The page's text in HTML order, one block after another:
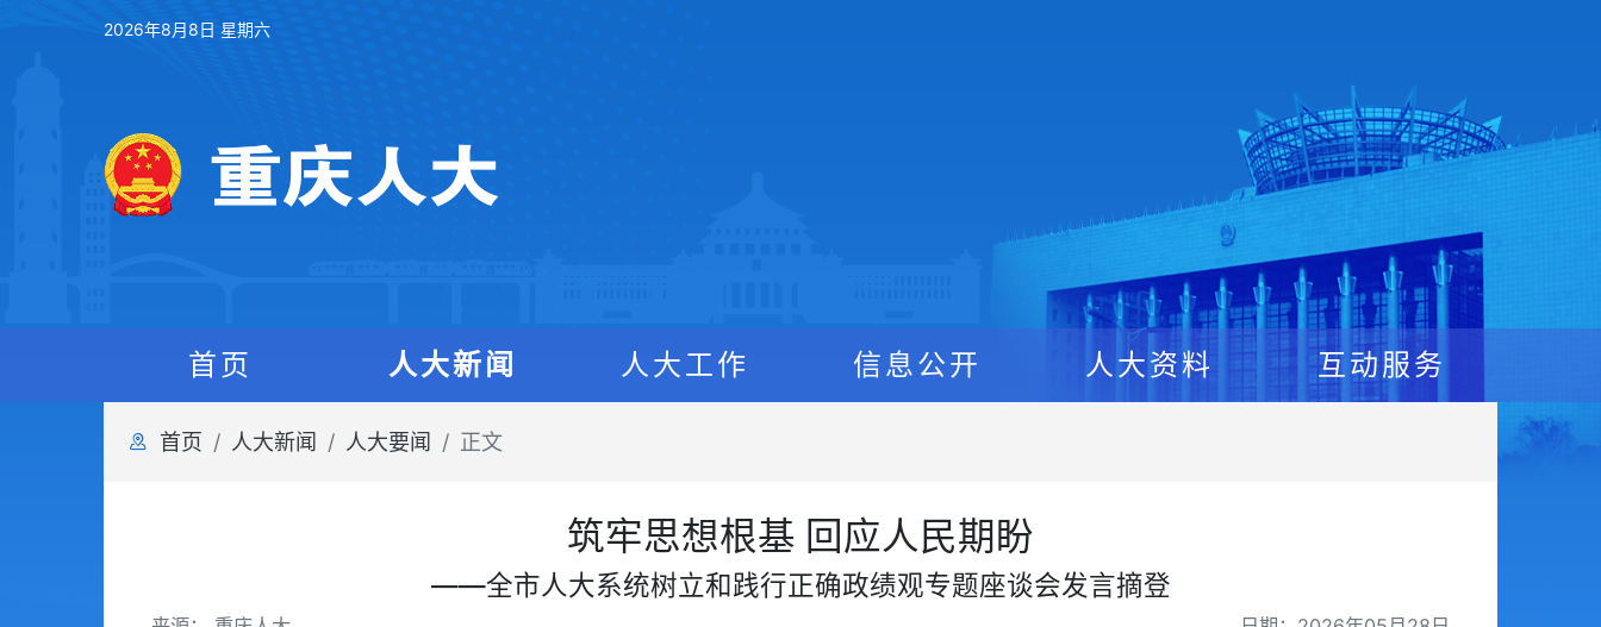
2026年8月8日 星期六
首页 人大新闻 人大工作 信息公开 人大资料 互动服务
首页 人大新闻 人大要闻 正文
筑牢思想根基 回应人民期盼
——全市人大系统树立和践行正确政绩观专题座谈会发言摘登